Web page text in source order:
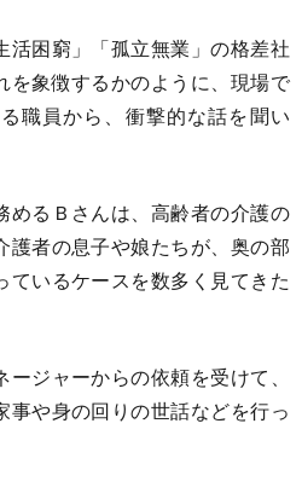
活困窮」「孤立無業」の格差社
象徴するかのように、現場で
職員から、衝撃的な話を聞い
るＢさんは、高齢者の介護の
護者の息子や娘たちが、奥の部
ているケースを数多く見てきた
ジャーからの依頼を受けて、
事や身の回りの世話などを行っ